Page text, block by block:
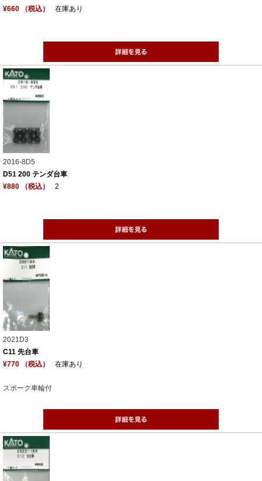
¥660 （税込）
在庫あり
2016-8D5
D51 200 テンダ台車
¥880 （税込）
2
2021D3
C11 先台車
¥770 （税込）
在庫あり
スポーク車輪付